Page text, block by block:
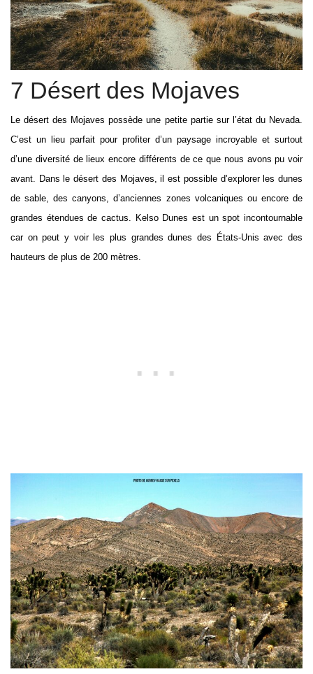
7 Désert des Mojaves
Le désert des Mojaves possède une petite partie sur l’état du Nevada.
C’est un lieu parfait pour profiter d’un paysage incroyable et surtout
d’une diversité de lieux encore différents de ce que nous avons pu voir
avant. Dans le désert des Mojaves, il est possible d’explorer les dunes
de sable, des canyons, d’anciennes zones volcaniques ou encore de
grandes étendues de cactus. Kelso Dunes est un spot incontournable
car on peut y voir les plus grandes dunes des États-Unis avec des
hauteurs de plus de 200 mètres.